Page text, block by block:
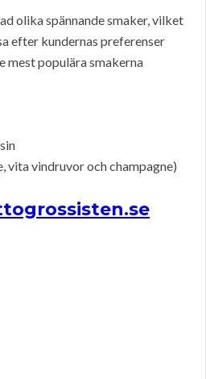
olika spännande smaker, vilket
efter kundernas preferenser
mest populära smakerna
vita vindruvor och champagne)